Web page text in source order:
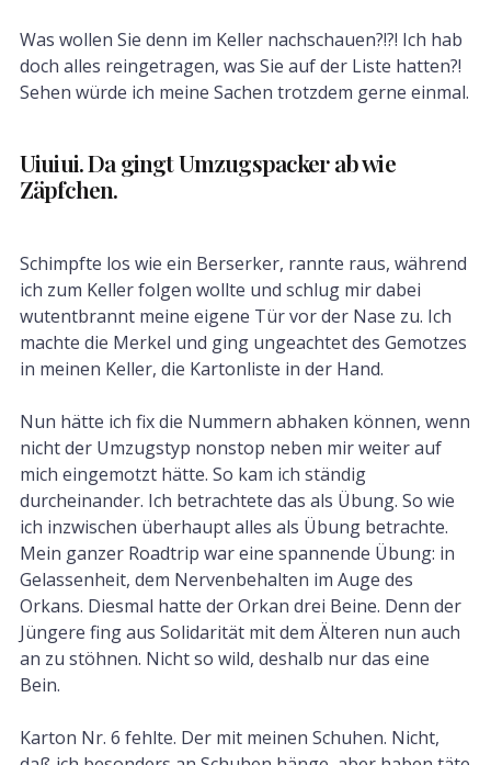
Was wollen Sie denn im Keller nachschauen?!?! Ich hab
doch alles reingetragen, was Sie auf der Liste hatten?!
Sehen würde ich meine Sachen trotzdem gerne einmal.
Uiuiui. Da gingt Umzugspacker ab wie
Zäpfchen.
Schimpfte los wie ein Berserker, rannte raus, während
ich zum Keller folgen wollte und schlug mir dabei
wutentbrannt meine eigene Tür vor der Nase zu. Ich
machte die Merkel und ging ungeachtet des Gemotzes
in meinen Keller, die Kartonliste in der Hand.
Nun hätte ich fix die Nummern abhaken können, wenn
nicht der Umzugstyp nonstop neben mir weiter auf
mich eingemotzt hätte. So kam ich ständig
durcheinander. Ich betrachtete das als Übung. So wie
ich inzwischen überhaupt alles als Übung betrachte.
Mein ganzer Roadtrip war eine spannende Übung: in
Gelassenheit, dem Nervenbehalten im Auge des
Orkans. Diesmal hatte der Orkan drei Beine. Denn der
Jüngere fing aus Solidarität mit dem Älteren nun auch
an zu stöhnen. Nicht so wild, deshalb nur das eine
Bein.
Karton Nr. 6 fehlte. Der mit meinen Schuhen. Nicht,